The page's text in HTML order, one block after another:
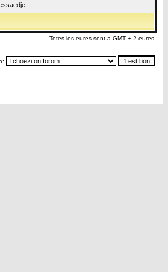
Totes les eures sont a GMT + 2 eures